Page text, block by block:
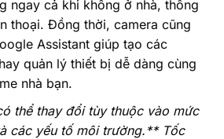
ngay cả khi không ở nhà, thông
thoại. Đồng thời, camera cũng
Assistant giúp tạo các
quản lý thiết bị dễ dàng cùng
nhà bạn.
thể thay đổi tùy thuộc vào mức
các yếu tố môi trường. ** Tốc